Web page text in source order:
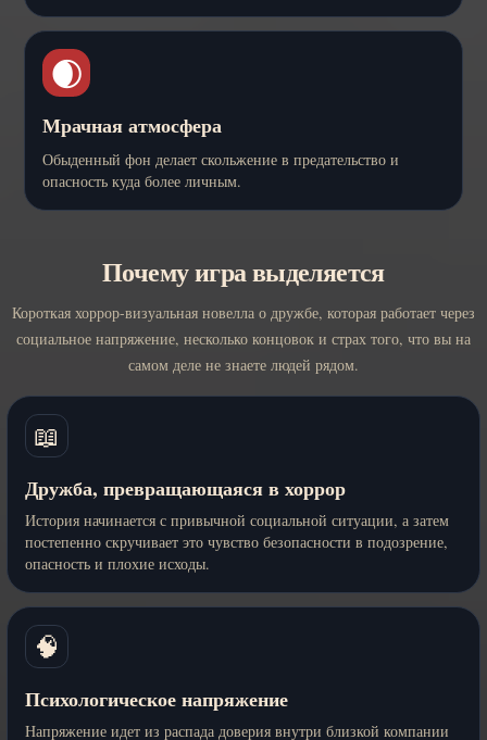
🌒
Мрачная атмосфера
Обыденный фон делает скольжение в предательство и
опасность куда более личным.
Почему игра выделяется
Короткая хоррор-визуальная новелла о дружбе, которая работает через
социальное напряжение, несколько концовок и страх того, что вы на
самом деле не знаете людей рядом.
📖
Дружба, превращающаяся в хоррор
История начинается с привычной социальной ситуации, а затем
постепенно скручивает это чувство безопасности в подозрение,
опасность и плохие исходы.
🧠
Психологическое напряжение
Напряжение идет из распада доверия внутри близкой компании